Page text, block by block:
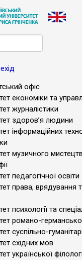
офіс
економіки та
журналістики
здоров’я людини
інформаційних
музичного
педагогічної освіти
права, врядування
психології та
романо-германської
суспільно-
східних мов
української